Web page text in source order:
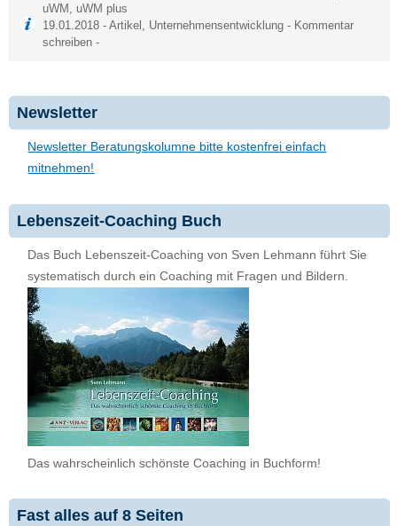
uWM
uWM plus
19.01.2018 -Artikel Unternehmensentwicklung - Kommentar
schreiben -
Newsletter
Newsletter Beratungskolumne bitte kostenfrei einfach
mitnehmen!
Lebenszeit-Coaching Buch
Das Buch Lebenszeit-Coaching von Sven Lehmann führt Sie
systematisch durch ein Coaching mit Fragen und Bildern.
Das wahrscheinlich schönste Coaching in Buchform!
Fast alles auf 8 Seiten